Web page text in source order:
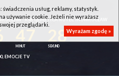
- KSK QEMETICA NOTEĆ INOWROCŁAW
28
EMOCJE TV
świadczenia usług, reklamy, statystyk.
używanie cookie. Jeżeli nie wyrażasz
przeglądarki.
Wyrażam zgodę »